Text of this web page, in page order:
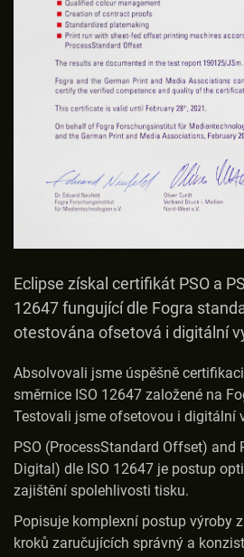
Eclipse získal certifikát PSO a
12647 fungující dle Fogra
otestována ofsetová i digitální
Absolvovali jsme úspěšně
směrnice ISO 12647 založené na
Testovali jsme ofsetovou i digitální
PSO (ProcessStandard Offset) and
Digital) dle ISO 12647 je postup
zajištění spolehlivosti tisku.
Popisuje komplexní postup výroby
kroků zaručujících správný a